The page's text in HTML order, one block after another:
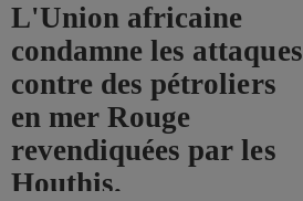
L'Union africaine
condamne les attaques
contre des pétroliers
en mer Rouge
revendiquées par les
Houthis.